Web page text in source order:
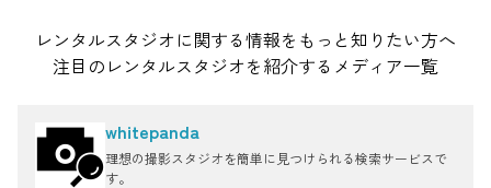
レンタルスタジオに関する情報をもっと知りたい方へ
注目のレンタルスタジオを紹介するメディア一覧
whitepanda
理想の撮影スタジオを簡単に見つけられる検索サービスで
す。